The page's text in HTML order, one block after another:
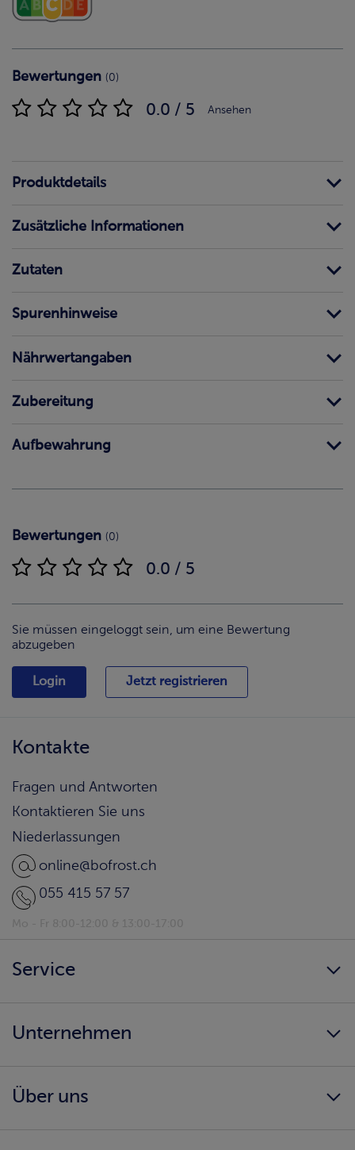
Bewertungen (0)
0.0 / 5 Ansehen
Produktdetails
Zusätzliche Informationen
Zutaten
Spurenhinweise
Nährwertangaben
Zubereitung
Aufbewahrung
Bewertungen (0)
0.0 / 5
Sie müssen eingeloggt sein, um eine Bewertung
abzugeben
Login Jetzt registrieren
Kontakte
Fragen und Antworten
Kontaktieren Sie uns
Niederlassungen
online@bofrost.ch
055 415 57 57
Service
bofrost* Home
Ernährungsberatung
Unternehmen
AGB
Über uns